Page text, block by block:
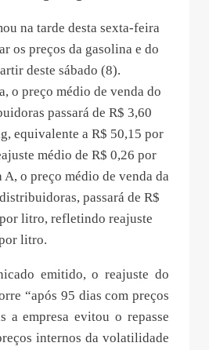
na tarde desta sexta-feira
os preços da gasolina e do
deste sábado (8).
o preço médio de venda do
passará de R$ 3,60
equivalente a R$ 50,15 por
médio de R$ 0,26 por
A, o preço médio de venda da
passará de R$
litro, refletindo reajuste
litro.
emitido, o reajuste do
“após 95 dias com preços
a empresa evitou o repasse
internos da volatilidade